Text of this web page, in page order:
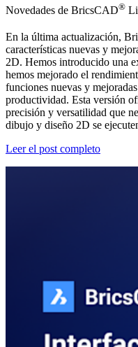
Novedades de BricsCAD®
En la última actualización,
características nuevas y
2D. Hemos introducido una
hemos mejorado el
funciones nuevas y
productividad. Esta versión
precisión y versatilidad que
dibujo y diseño 2D se
Leer el post completo